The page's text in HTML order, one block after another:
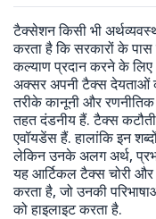
टैक्सेशन किसी भी
करता है कि सरकारों के पास
कल्याण प्रदान करने के
अक्सर अपनी टैक्स देयताओं
तरीके कानूनी और
तहत दंडनीय हैं. टैक्स
एवॉयडेंस हैं. हालांकि इन
लेकिन उनके अलग अर्थ,
यह आर्टिकल टैक्स चोरी और
करता है, जो उनकी
को हाइलाइट करता है.